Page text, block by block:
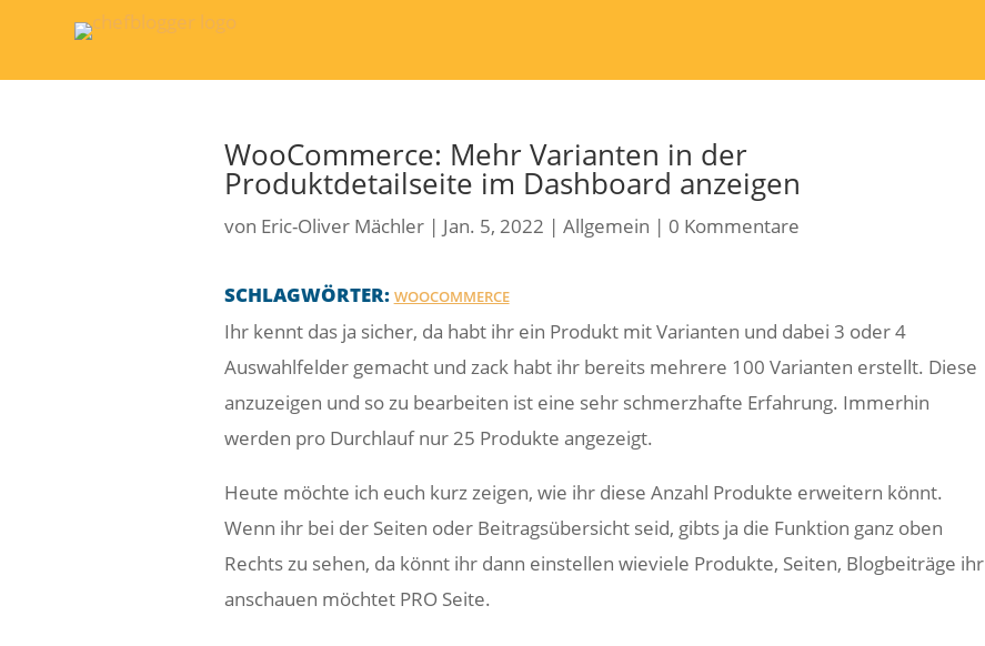
WooCommerce: Mehr Varianten in der
Produktdetailseite im Dashboard anzeigen
von Eric-Oliver Mächler| Jan. 5, 2022 | Allgemein | 0 Kommentare
SCHLAGWÖRTER: WOOCOMMERCE
Ihr kennt das ja sicher, da habt ihr ein Produkt mit Varianten und dabei 3 oder 4
Auswahlfelder gemacht und zack habt ihr bereits mehrere 100 Varianten erstellt. Diese
anzuzeigen und so zu bearbeiten ist eine sehr schmerzhafte Erfahrung. Immerhin
werden pro Durchlauf nur 25 Produkte angezeigt.
Heute möchte ich euch kurz zeigen, wie ihr diese Anzahl Produkte erweitern könnt.
Wenn ihr bei der Seiten oder Beitragsübersicht seid, gibts ja die Funktion ganz oben
Rechts zu sehen, da könnt ihr dann einstellen wieviele Produkte, Seiten, Blogbeiträge ihr
anschauen möchtet PRO Seite.